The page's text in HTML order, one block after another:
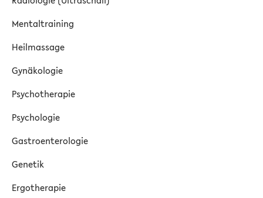
Mentaltraining
Heilmassage
Gynäkologie
Psychotherapie
Psychologie
Gastroenterologie
Genetik
Ergotherapie